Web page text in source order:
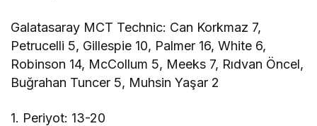
Galatasaray MCT Technic: Can Korkmaz 7,
Petrucelli 5, Gillespie 10, Palmer 16, White 6,
Robinson 14, McCollum 5, Meeks 7, Rıdvan Öncel,
Buğrahan Tuncer 5, Muhsin Yaşar 2
1. Periyot: 13-20